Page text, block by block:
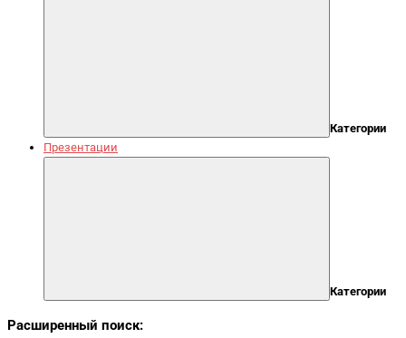
Категории
Презентации
Категории
Расширенный поиск: